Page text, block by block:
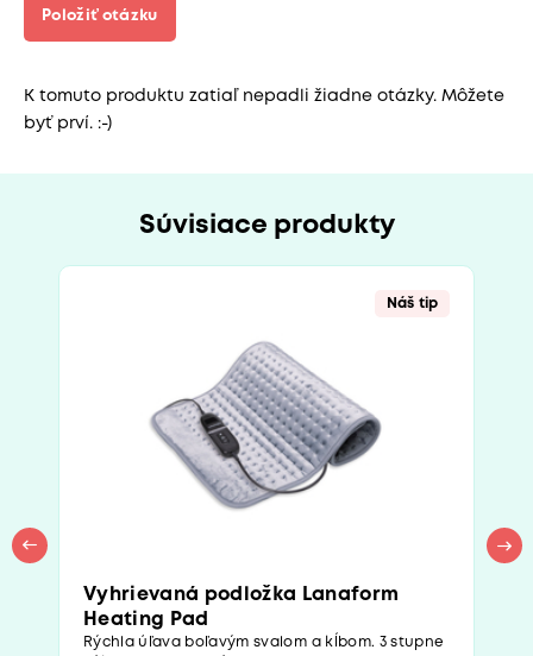
Položiť otázku
K tomuto produktu zatiaľ nepadli žiadne otázky. Môžete
byť prví. :-)
Súvisiace produkty
Náš tip
Vyhrievaná podložka Lanaform
Heating Pad
Rýchla úľava boľavým svalom a kĺbom. 3 stupne